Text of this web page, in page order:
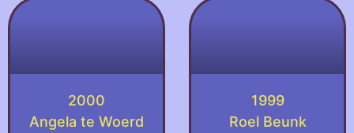
2000
Angela te Woerd
1999
Roel Beunk